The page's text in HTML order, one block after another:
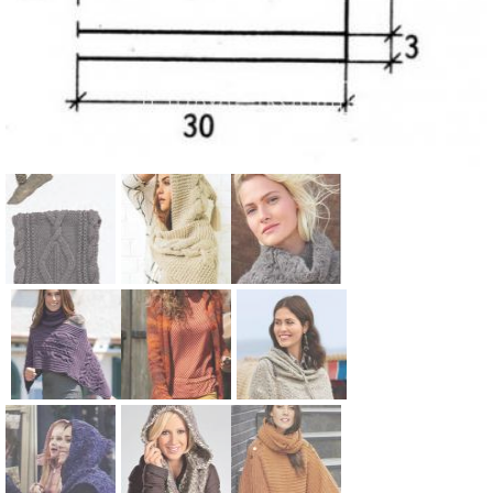
Схема:
классически
й объемный
снуд с
косами
вязание
спицами для
Схема:
шарф-
капюшон с
крупными
косами
вязание
спицами для
Схема:
хомут с
ажурным
узором
вязание
спицами для
женщин
Схема:
узорчатый
Схема:
длинное
Схема:
ажурная